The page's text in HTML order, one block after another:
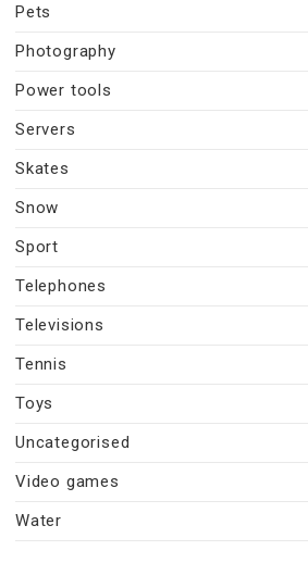
Pets
Photography
Power tools
Servers
Skates
Snow
Sport
Telephones
Televisions
Tennis
Toys
Uncategorised
Video games
Water